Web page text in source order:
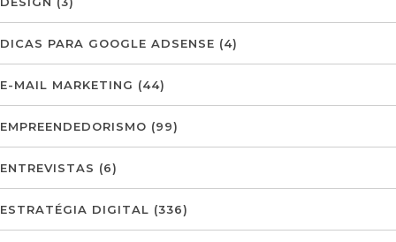
DICAS PARA GOOGLE ADSENSE (4)
E-MAIL MARKETING (44)
EMPREENDEDORISMO (99)
ENTREVISTAS (6)
ESTRATÉGIA DIGITAL (336)